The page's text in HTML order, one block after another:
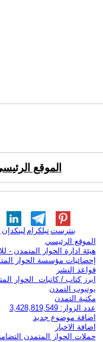
الموقع
لينكدإن تيلكرامبنترست
الموقع الرئيسي
هيئة ادارة الحوار المتمدن -
إحصائيات مؤسسة الحوار
قواعد النشر
ابرز كتاب / كاتبات الحوار
يوتيوب التمدن
مكتبة التمدن
عدد الزوار: 3,428,819,549
اضافة موضوع جديد
اضافة الاخبار
حملات الحوار المتمدن